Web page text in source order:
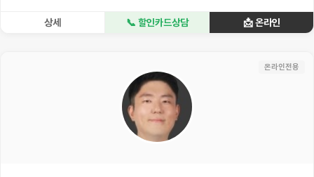
상세 📞 할인카드상담 📩 온라인
온라인전용